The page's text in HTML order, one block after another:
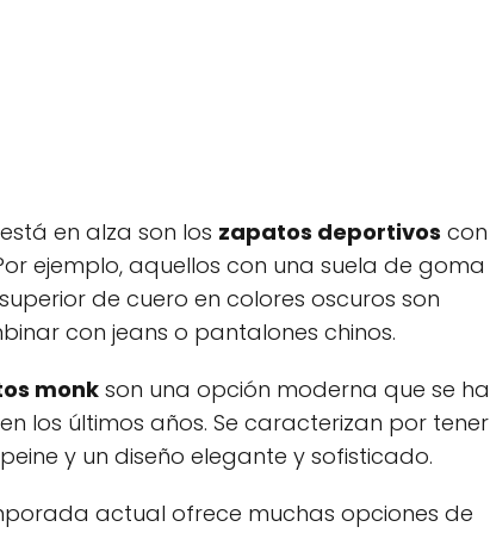
en alza son los zapatos deportivos con
ejemplo, aquellos con una suela de goma
de cuero en colores oscuros son
con jeans o pantalones chinos.
monk son una opción moderna que se ha
los últimos años. Se caracterizan por tener
y un diseño elegante y sofisticado.
actual ofrece muchas opciones de